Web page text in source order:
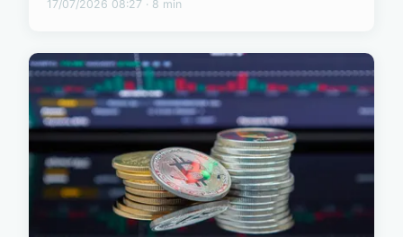
17/07/2026 08:27 · 8 min